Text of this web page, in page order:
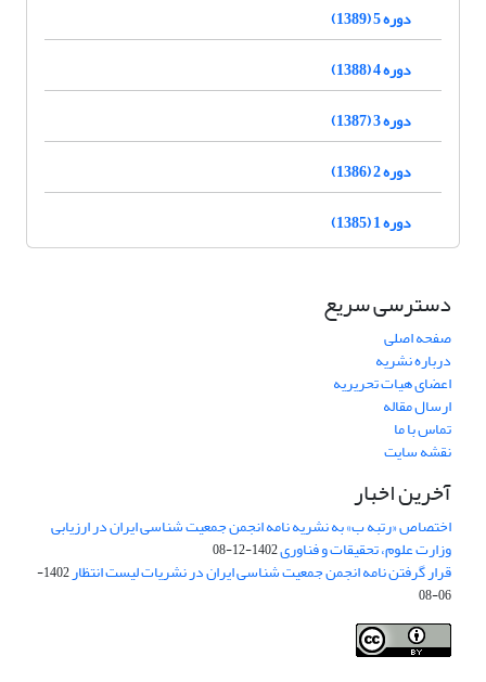
دوره 5 (1389)
دوره 4 (1388)
دوره 3 (1387)
دوره 2 (1386)
دوره 1 (1385)
دسترسی سریع
صفحه اصلی
درباره نشریه
اعضای هیات تحریریه
ارسال مقاله
تماس با ما
نقشه سایت
آخرین اخبار
اختصاص «رتبه ب» به نشریه نامه انجمن جمعیت شناسی ایران در ارزیابی
وزارت علوم، تحقیقات و فناوری1402-12-08
قرار گرفتن نامه انجمن جمعیت شناسی ایران در نشریات لیست انتظار
1402-
06-08